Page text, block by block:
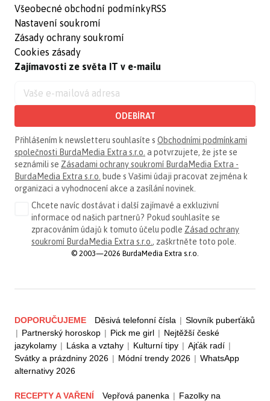
Všeobecné obchodní podmínky
Nastavení soukromí
Zásady ochrany soukromí
Cookies zásady
RSS
Zajímavosti ze světa IT v e-mailu
ODEBÍRAT
Přihlášením k newsletteru souhlasíte s Obchodními podmínkami
společnosti BurdaMedia Extra s.r.o. a potvrzujete, že jste se
seznámili se Zásadami ochrany soukromí BurdaMedia Extra -
BurdaMedia Extra s.r.o. bude s Vašimi údaji pracovat zejména k
organizaci a vyhodnocení akce a zasílání novinek.
Chcete navíc dostávat i další zajímavé a exkluzivní
informace od našich partnerů? Pokud souhlasíte se
zpracováním údajů k tomuto účelu podle Zásad ochrany
soukromí BurdaMedia Extra s.r.o. , zaškrtněte toto pole.
© 2003—2026 BurdaMedia Extra s.r.o.
DOPORUČUJEME Děsivá telefonní čísla | Slovník puberťáků
| Partnerský horoskop | Pick me girl | Nejtěžší české
jazykolamy | Láska a vztahy | Kulturní tipy | Ajťák radí |
Svátky a prázdniny 2026 | Módní trendy 2026 | WhatsApp
alternativy 2026
RECEPTY A VAŘENÍ Vepřová panenka | Fazolky na